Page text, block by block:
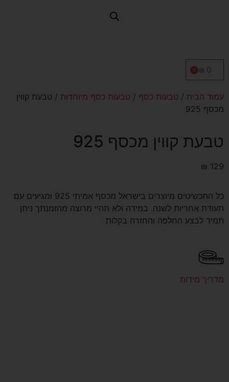
₪ 0
0
עמוד הבית / טבעות כסף / טבעות כסף מיוחדות / טבעת קווין
מכסף 925
טבעת קווין מכסף 925
₪ 129
כל התכשיטים מיוצרים בישראל מכסף אמיתי 925 ומגיעים עם
תעודת אחריות לשנה. במידה ולא תהיי מרוצה מהזמנתך ניתן
תמיד לבצע החלפה והחזרה בקלות
מדריך מידות